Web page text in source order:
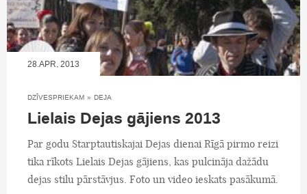
28.APR, 2013
DZĪVESPRIEKAM » DEJA
Lielais Dejas gājiens 2013
Par godu Starptautiskajai Dejas dienai Rīgā pirmo reizi
tika rīkots Lielais Dejas gājiens, kas pulcināja dažādu
dejas stilu pārstāvjus. Foto un video ieskats pasākumā.